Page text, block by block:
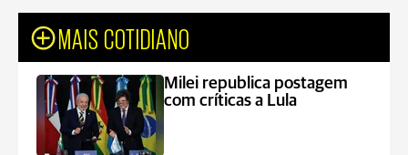
MAIS COTIDIANO
Milei republica postagem
com críticas a Lula